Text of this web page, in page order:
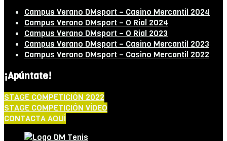
Campus Verano DMsport – Casino Mercantil 2024
Campus Verano DMsport – O Rial 2024
Campus Verano DMsport – O Rial 2023
Campus Verano DMsport – Casino Mercantil 2023
Campus Verano DMsport – Casino Mercantil 2022
¡Apúntate!
STAGE COMPETICIÓN 2022
STAGE COMPETICIÓN VÍDEO
CONTACTA AQUÍ